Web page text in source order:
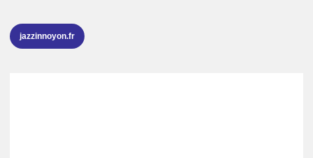
jazzinnoyon.fr